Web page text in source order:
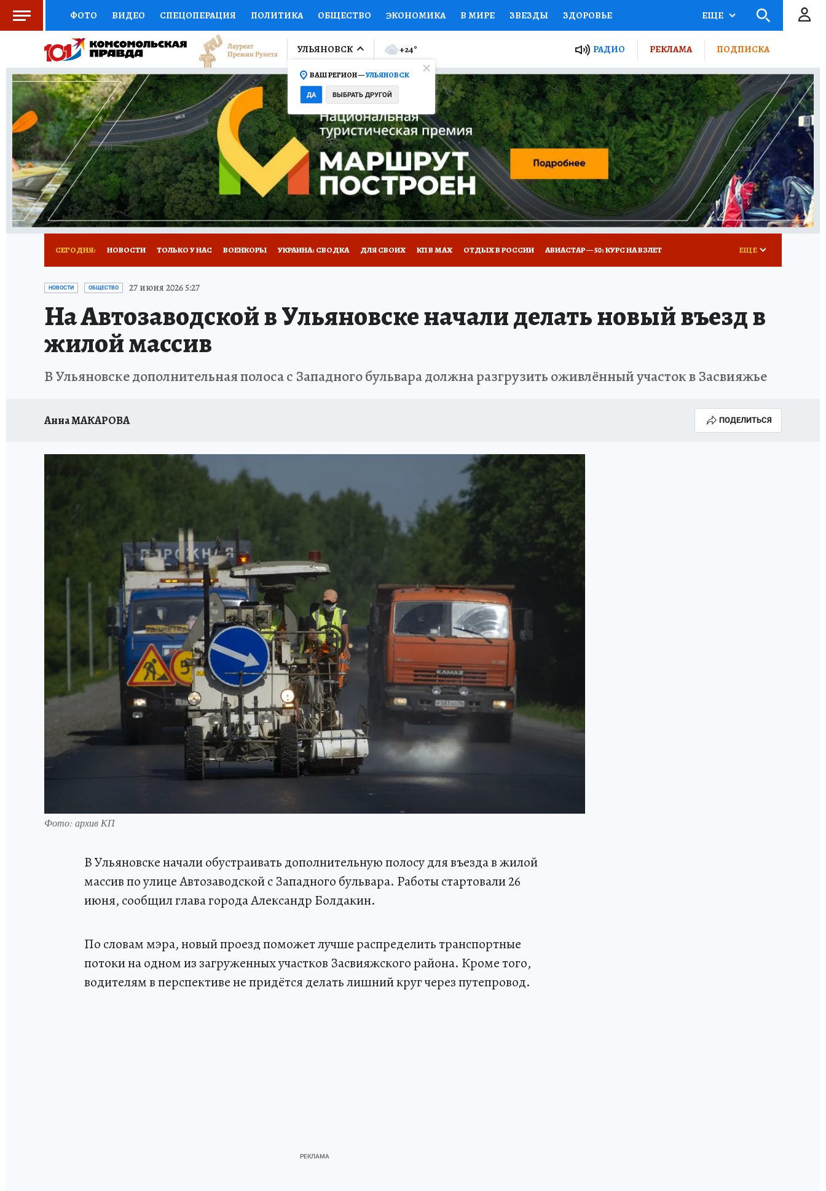
ФОТО ВИДЕО СПЕЦОПЕРАЦИЯ ПОЛИТИКА ОБЩЕСТВО ЭКОНОМИКА В МИРЕ ЗВЕЗДЫ ЗДОРОВЬЕ
СОЦПОДДЕРЖКА НАУКА СПОРТ КОЛУМНИСТЫ ПРОИСШЕСТВИЯ НАЦИОНАЛЬНЫЕ ПРОЕКТЫ РОССИИ
ВЫБОР ЭКСПЕРТОВ ДОКТОР ФИНАНСЫ ОТКРЫВАЕМ МИР Я ЗНАЮ СЕМЬЯ ЖЕНСКИЕ СЕКРЕТЫ ПУТЕВОДИТЕЛЬ
КНИЖНАЯ ПОЛКА ПРОГНОЗЫ НА СПОРТ ПРОМОКОДЫ СЕРИАЛЫ СПЕЦПРОЕКТЫ ДЕФИЦИТ ЖЕЛЕЗА ТУРИЗМ
ПРЕСС-ЦЕНТР НЕДВИЖИМОСТЬ ТЕЛЕВИЗОР КОЛЛЕКЦИИ КОНКУРСЫ РАБОТА У НАС ГИД ПОТРЕБИТЕЛЯ ВСЕ О КП
РАДИО КП РЕКЛАМА ТЕСТЫ НОВОЕ НА САЙТЕ
ЕЩЕ
УЛЬЯНОВСК
ВАШ РЕГИОН —УЛЬЯНОВСК
ДА ВЫБРАТЬ ДРУГОЙ
+24° РАДИО РЕКЛАМА ПОДПИСКА
СЕГОДНЯ: НОВОСТИ ТОЛЬКО У НАС ВОЕНКОРЫ УКРАИНА: СВОДКА ДЛЯ СВОИХ КП В МАХ ОТДЫХ В РОССИИ АВИАСТАР — 50: КУРС НА ВЗЛЕТ
ЗАПОВЕДНАЯ РОССИЯ
ЕЩЕ
НОВОСТИ ОБЩЕСТВО 27 июня 2026 5:27
На Автозаводской в Ульяновске начали делать новый въезд в
жилой массив
В Ульяновске дополнительная полоса с Западного бульвара должна разгрузить оживлённый участок в Засвияжье
Анна МАКАРОВА ПОДЕЛИТЬСЯ
Фото: архив КП
В Ульяновске начали обустраивать дополнительную полосу для въезда в жилой
массив по улице Автозаводской с Западного бульвара. Работы стартовали 26
июня, сообщил глава города Александр Болдакин.
По словам мэра, новый проезд поможет лучше распределить транспортные
потоки на одном из загруженных участков Засвияжского района. Кроме того,
водителям в перспективе не придётся делать лишний круг через путепровод.